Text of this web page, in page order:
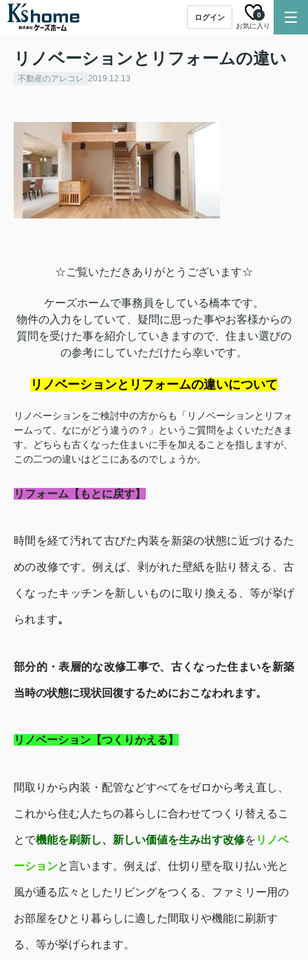
ログイン
お気に入り
0
リノベーションとリフォームの違い
不動産のアレコレ 2019.12.13
☆ご覧いただきありがとうございます☆
ケーズホームで事務員をしている橋本です。
物件の入力をしていて、疑問に思った事やお客様からの
質問を受けた事を紹介していきますので、住まい選びの
の参考にしていただけたら幸いです。
リノベーションとリフォームの違いについて
リノベーションをご検討中の方からも「リノベーションとリフォ
ームって、なにがどう違うの？」というご質問をよくいただきま
す。どちらも古くなった住まいに手を加えることを指しますが、
この二つの違いはどこにあるのでしょうか。
リフォーム【もとに戻す】
時間を経て汚れて古びた内装を新築の状態に近づけるた
めの改修です。例えば、剥がれた壁紙を貼り替える、古
くなったキッチンを新しいものに取り換える、等が挙げ
られます。
部分的・表層的な改修工事で、古くなった住まいを新築
当時の状態に現状回復するためにおこなわれます。
リノベーション【つくりかえる】
間取りから内装・配管などすべてをゼロから考え直し、
これから住む人たちの暮らしに合わせてつくり替えるこ
とで機能を刷新し、新しい価値を生み出す改修を リノベ
ーションと言います。例えば、仕切り壁を取り払い光と
風が通る広々としたリビングをつくる、ファミリー用の
お部屋をひとり暮らしに適した間取りや機能に刷新す
る、等が挙げられます。